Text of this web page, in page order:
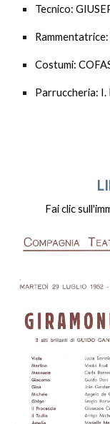
Tecnico:
Rammentatrice
Costumi:
Parruccheria: I.
Fai clic